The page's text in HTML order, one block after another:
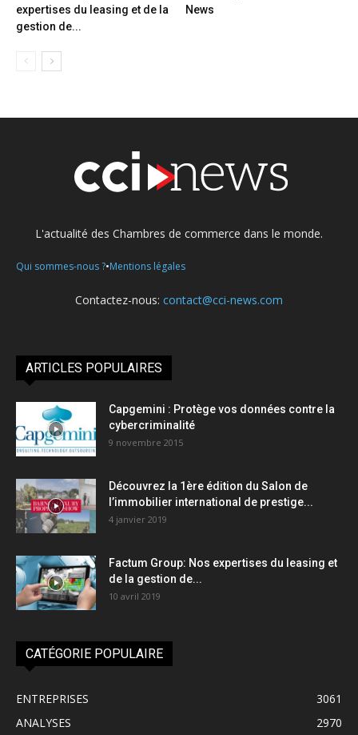
expertises du leasing et de la
gestion de...
News
L'actualité des Chambres de commerce dans le monde.
Qui sommes-nous ?•Mentions légales
Contactez-nous: contact@cci-news.com
ARTICLES POPULAIRES
Capgemini : Protège vos données contre la
cybercriminalité
9 novembre 2015
Découvrez la 1ère édition du Salon de
l’immobilier international de prestige...
4 janvier 2019
Factum Group: Nos expertises du leasing et
de la gestion de...
10 avril 2019
CATÉGORIE POPULAIRE
ENTREPRISES
3061
ANALYSES
2970